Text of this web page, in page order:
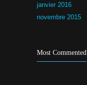
janvier 2016
novembre 2015
Most Commented